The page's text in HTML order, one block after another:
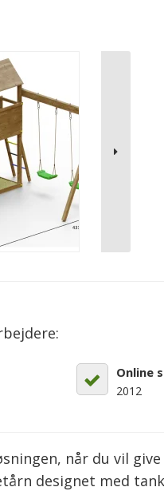
Online
2012
når du vil
designet med